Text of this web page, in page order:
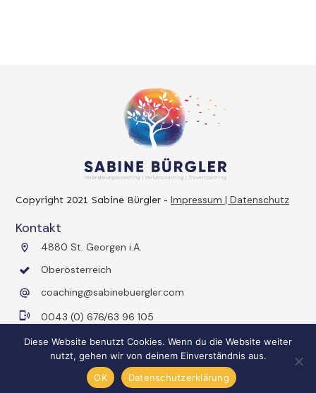
Copyright 2021 Sabine Bürgler - Impressum | Datenschutz
Kontakt
4880 St. Georgen i.A.
Oberösterreich
coaching@sabinebuergler.com
0043 (0) 676/63 96 105
Diese Website benutzt Cookies. Wenn du die Website weiter
nutzt, gehen wir von deinem Einverständnis aus.
OK
Datenschutzerklärung